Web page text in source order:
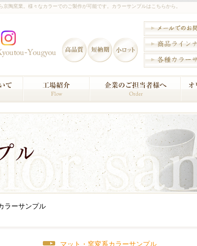
陶窯業。様々なカラーでのご製作が可能です。カラーサンプルはこちらから。
ーサンプル
マット・窯変系カラーサンプル